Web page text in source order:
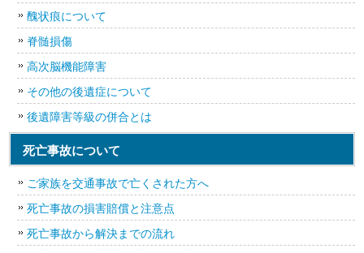
醜状痕について
脊髄損傷
高次脳機能障害
その他の後遺症について
後遺障害等級の併合とは
死亡事故について
ご家族を交通事故で亡くされた方へ
死亡事故の損害賠償と注意点
死亡事故から解決までの流れ